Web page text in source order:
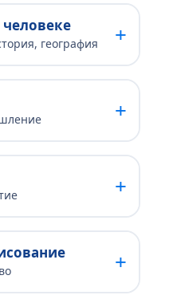
география +
+
+
+